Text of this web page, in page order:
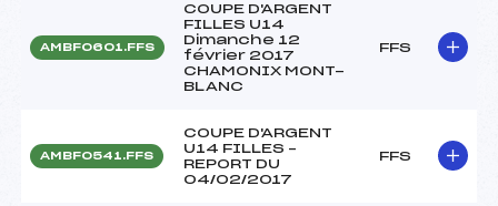
AMBF0601.FFS
COUPE D'ARGENT
FILLES U14
Dimanche 12
février 2017
CHAMONIX MONT-
BLANC
FFS
AMBF0541.FFS
COUPE D'ARGENT
U14 FILLES –
REPORT DU
04/02/2017
FFS